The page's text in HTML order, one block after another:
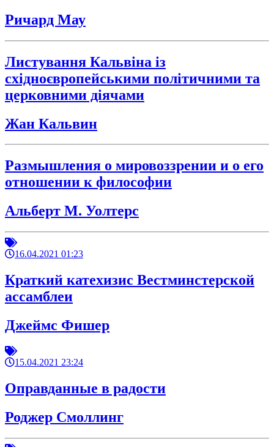
Ричард Мау
Листування Кальвіна із
східноєвропейськими політичними та
церковними діячами
Жан Кальвин
Размышления о мировоззрении и о его
отношении к философии
Альберт М. Уолтерс
16.04.2021 01:23
Краткий катехизис Вестминстерской
ассамблеи
Джеймс Фишер
15.04.2021 23:24
Оправданные в радости
Роджер Смоллинг